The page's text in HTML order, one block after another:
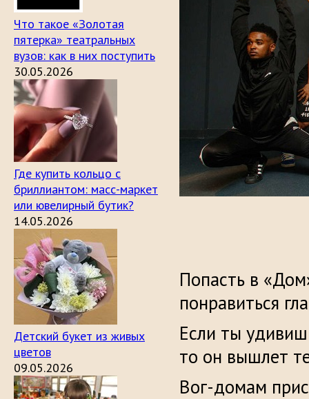
Что такое «Золотая
пятерка» театральных
вузов: как в них поступить
30.05.2026
Где купить кольцо с
бриллиантом: масс-маркет
или ювелирный бутик?
14.05.2026
Детский букет из живых
цветов
09.05.2026
Попасть в
понравиться
Если ты
то он вышлет
Вог-домам